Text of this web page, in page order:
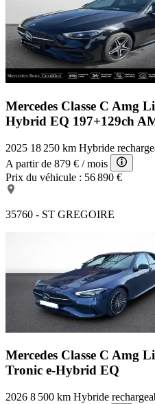
Mercedes Classe C Amg
Hybrid EQ 197+129ch
2025 18 250 km Hybride
A partir de 879 € / mois
Prix du véhicule : 56 890 €
35760 - ST GREGOIRE
Mercedes Classe C Amg
Tronic e-Hybrid EQ
2026 8 500 km Hybride